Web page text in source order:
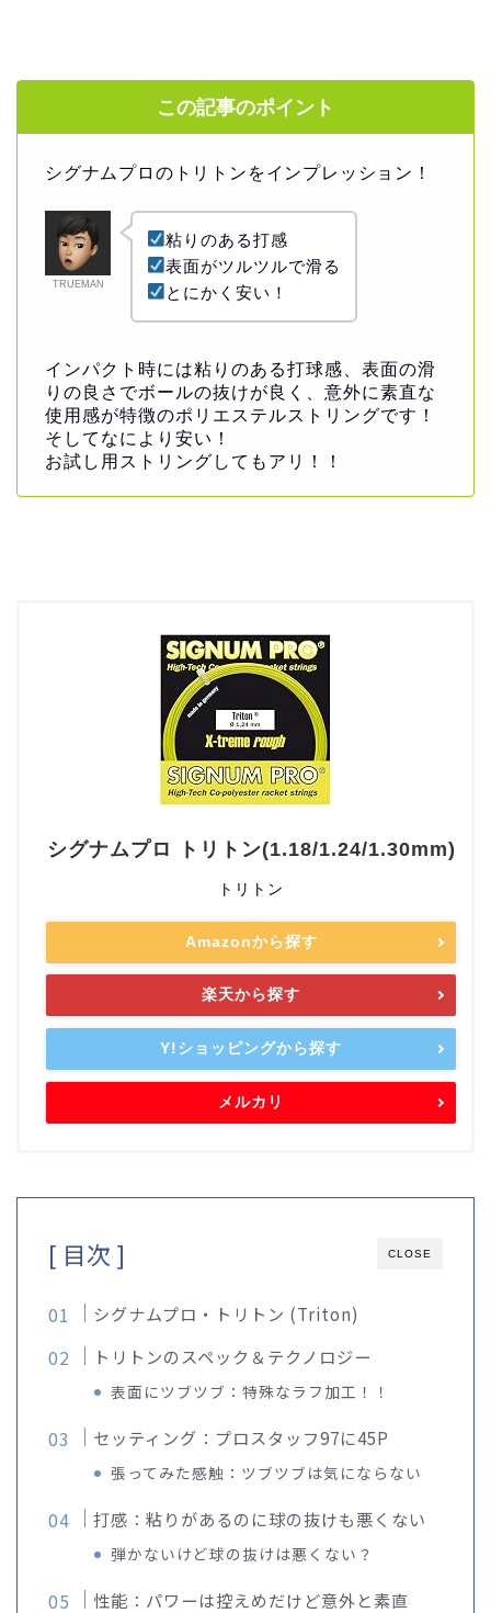
この記事のポイント
シグナムプロのトリトンをインプレッション！
TRUEMAN
粘りのある打感
表面がツルツルで滑る
とにかく安い！
インパクト時には粘りのある打球感、表面の滑
りの良さでボールの抜けが良く、意外に素直な
使用感が特徴のポリエステルストリングです！
そしてなにより安い！
お試し用ストリングしてもアリ！！
シグナムプロ トリトン(1.18/1.24/1.30mm)
トリトン
Amazonから探す
楽天から探す
Y!ショッピングから探す
メルカリ
CLOSE
[ 目次 ]
シグナムプロ・トリトン (Triton)
トリトンのスペック＆テクノロジー
表面にツブツブ：特殊なラフ加工！！
セッティング：プロスタッフ97に45P
張ってみた感触：ツブツブは気にならない
打感：粘りがあるのに球の抜けも悪くない
弾かないけど球の抜けは悪くない？
性能：パワーは控えめだけど意外と素直